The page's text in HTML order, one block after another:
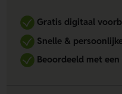
Gratis digitaal
Snelle &
Beoordeeld met een